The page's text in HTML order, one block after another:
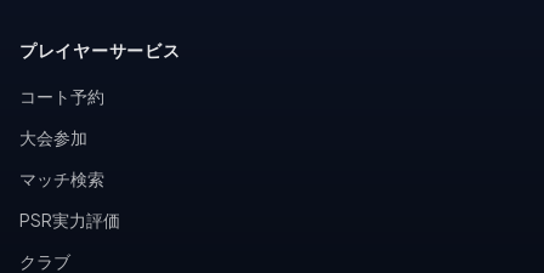
プレイヤーサービス
コート予約
大会参加
マッチ検索
PSR実力評価
クラブ